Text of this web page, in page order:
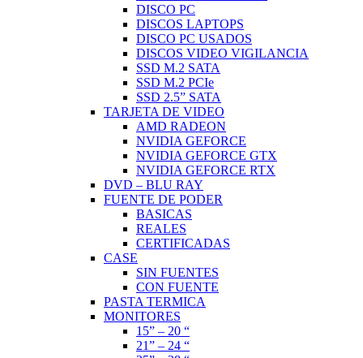
DISCO PC
DISCOS LAPTOPS
DISCO PC USADOS
DISCOS VIDEO VIGILANCIA
SSD M.2 SATA
SSD M.2 PCIe
SSD 2.5” SATA
TARJETA DE VIDEO
AMD RADEON
NVIDIA GEFORCE
NVIDIA GEFORCE GTX
NVIDIA GEFORCE RTX
DVD – BLU RAY
FUENTE DE PODER
BASICAS
REALES
CERTIFICADAS
CASE
SIN FUENTES
CON FUENTE
PASTA TERMICA
MONITORES
15” – 20 “
21” – 24 “